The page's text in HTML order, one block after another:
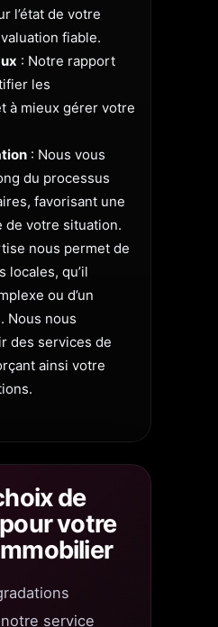
l’état de votre
fiable.
: Notre rapport
les
à mieux gérer votre
: Nous vous
du processus
favorisant une
de votre situation.
nous permet de
locales, qu’il
ou d’un
Nous nous
des services de
ainsi votre
de
votre
service